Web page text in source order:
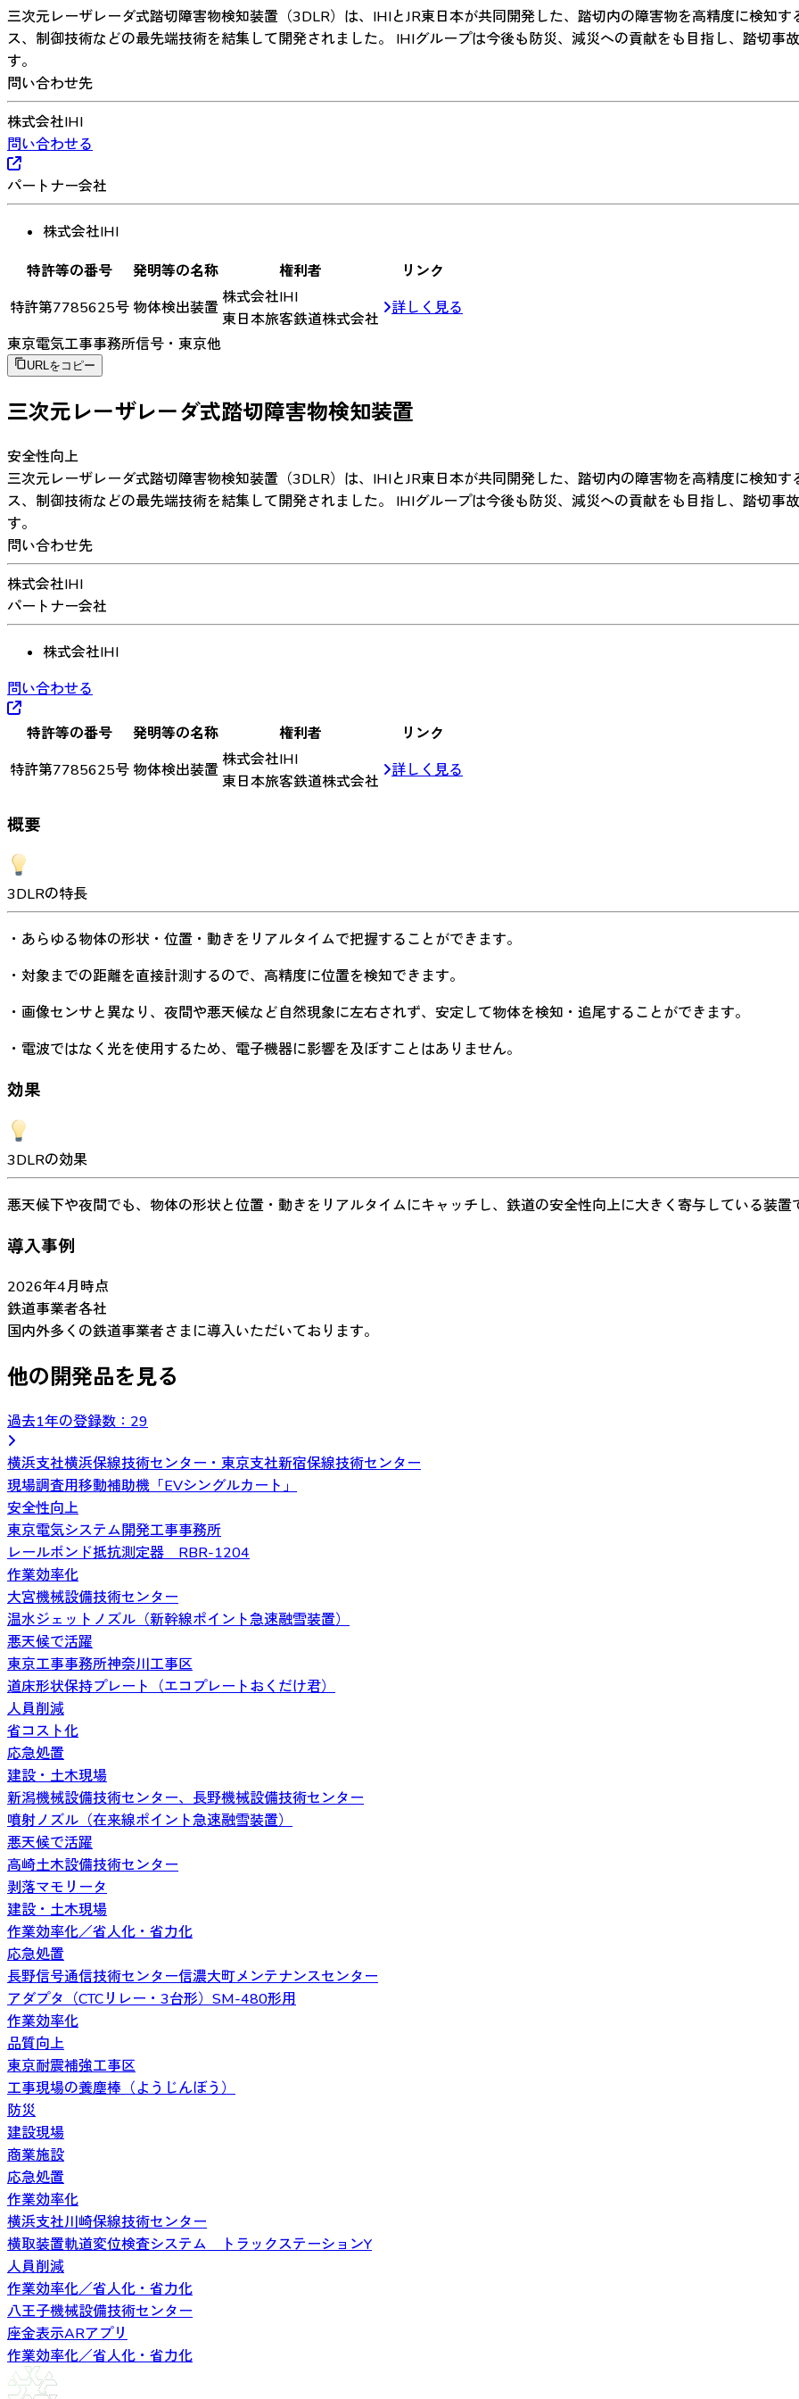
三次元レーザレーダ式踏切障害物検知装置（3DLR）は、IHIとJR東日本が共同開発した、踏切内の障害物を高精度に検知
ス、制御技術などの最先端技術を結集して開発されました。 IHIグループは今後も防災、減災への貢献をも目指し、踏切
す。
問い合わせ先
株式会社IHI
問い合わせる
パートナー会社
株式会社IHI
特許等の番号
発明等の名称 権利者
リンク
特許第7785625号 物体検出装置
株式会社IHI
東日本旅客鉄道株式会社
詳しく見る
東京電気工事事務所信号・東京他
URLをコピー
三次元レーザレーダ式踏切障害物検知装置
安全性向上
三次元レーザレーダ式踏切障害物検知装置（3DLR）は、IHIとJR東日本が共同開発した、踏切内の障害物を高精度に検知
ス、制御技術などの最先端技術を結集して開発されました。 IHIグループは今後も防災、減災への貢献をも目指し、踏切
す。
問い合わせ先
株式会社IHI
パートナー会社
株式会社IHI
問い合わせる
特許等の番号 発明等の名称 権利者
リンク
特許第7785625号 物体検出装置
株式会社IHI
東日本旅客鉄道株式会社
詳しく見る
概要
3DLRの特長
・あらゆる物体の形状・位置・動きをリアルタイムで把握することができます。
・対象までの距離を直接計測するので、高精度に位置を検知できます。
・画像センサと異なり、夜間や悪天候など自然現象に左右されず、安定して物体を検知・追尾することができます。
・電波ではなく光を使用するため、電子機器に影響を及ぼすことはありません。
効果
3DLRの効果
悪天候下や夜間でも、物体の形状と位置・動きをリアルタイムにキャッチし、鉄道の安全性向上に大きく寄与している装置
導入事例
2026年4月時点
鉄道事業者各社
国内外多くの鉄道事業者さまに導入いただいております。
他の開発品を見る
過去1年の登録数： 29
横浜支社横浜保線技術センター・東京支社新宿保線技術センター
現場調査用移動補助機「EVシングルカート」
安全性向上
東京電気システム開発工事事務所
レールボンド抵抗測定器 RBR-1204
作業効率化
大宮機械設備技術センター
温水ジェットノズル（新幹線ポイント急速融雪装置）
悪天候で活躍
東京工事事務所神奈川工事区
道床形状保持プレート（エコプレートおくだけ君）
人員削減
省コスト化
応急処置
建設・土木現場
新潟機械設備技術センター、長野機械設備技術センター
噴射ノズル（在来線ポイント急速融雪装置）
悪天候で活躍
高崎土木設備技術センター
剥落マモリータ
建設・土木現場
作業効率化／省人化・省力化
応急処置
長野信号通信技術センター信濃大町メンテナンスセンター
アダプタ（CTCリレー・3台形）SM-480形用
作業効率化
品質向上
東京耐震補強工事区
工事現場の養塵棒（ようじんぼう）
防災
建設現場
商業施設
応急処置
作業効率化
横浜支社川崎保線技術センター
横取装置軌道変位検査システム トラックステーションY
人員削減
作業効率化／省人化・省力化
八王子機械設備技術センター
座金表示ARアプリ
作業効率化／省人化・省力化